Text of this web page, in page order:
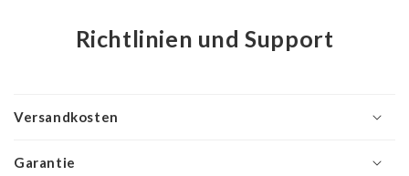
Richtlinien und Support
Versandkosten
Garantie